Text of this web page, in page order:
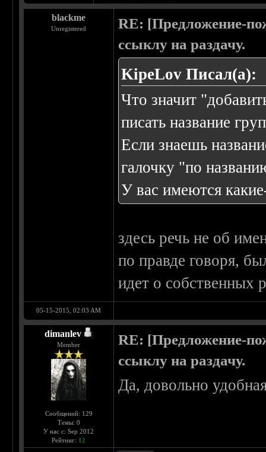
blackme
Unregistered
RE: [Предложение-
ссыклу на раздачу.
KipeLov Писал(а):
Что значит
писать название
Если знаешь
галочку "по
У вас имеются
здесь речь не об
по правде говоря,
идет о собственных
05-15-2015, 02:03 AM
dimanlev
Member
Сообщений: 129
Темы: 0
У нас с: Sep 2012
Рейтинг: 12
RE: [Предложение-
ссыклу на раздачу.
Да, довольно